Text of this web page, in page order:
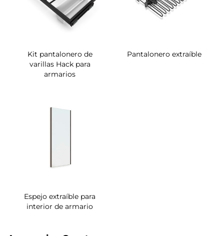
Kit pantalonero de
varillas Hack para
armarios
Pantalonero extraíble
Espejo extraíble para
interior de armario